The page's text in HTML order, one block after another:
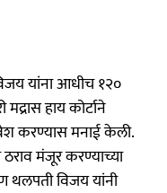
यांना आधीच १२०
हाय कोर्टाने
करण्यास मनाई केली.
मंजूर करण्याच्या
थलपती विजय यांनी